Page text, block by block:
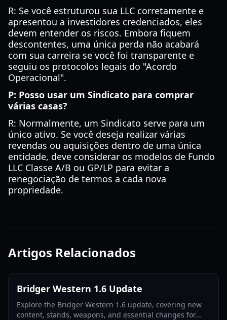
R: Se você estruturou sua LLC corretamente e
apresentou a investidores credenciados, eles
devem entender os riscos. Embora fiquem
descontentes, uma única perda não acabará
com sua carreira se você foi transparente e
seguiu os protocolos legais do "Acordo
Operacional".
P: Posso usar um Sindicato para comprar
várias casas?
R: Normalmente, um Sindicato serve para um
único ativo. Se você deseja realizar várias
revendas ou aquisições dentro de uma única
entidade, deve considerar os modelos de Fundo
LLC Classe A/B ou GP/LP para evitar a
renegociação de termos a cada nova
propriedade.
Artigos Relacionados
Bridger Western 1.6 Update
Explore the Bridger Western 1.6 update, covering new
content, stands, weapons, and essential changes for